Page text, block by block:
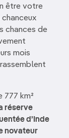
être votre
chances de
mois
777 km²
réserve
d’Inde
novateur